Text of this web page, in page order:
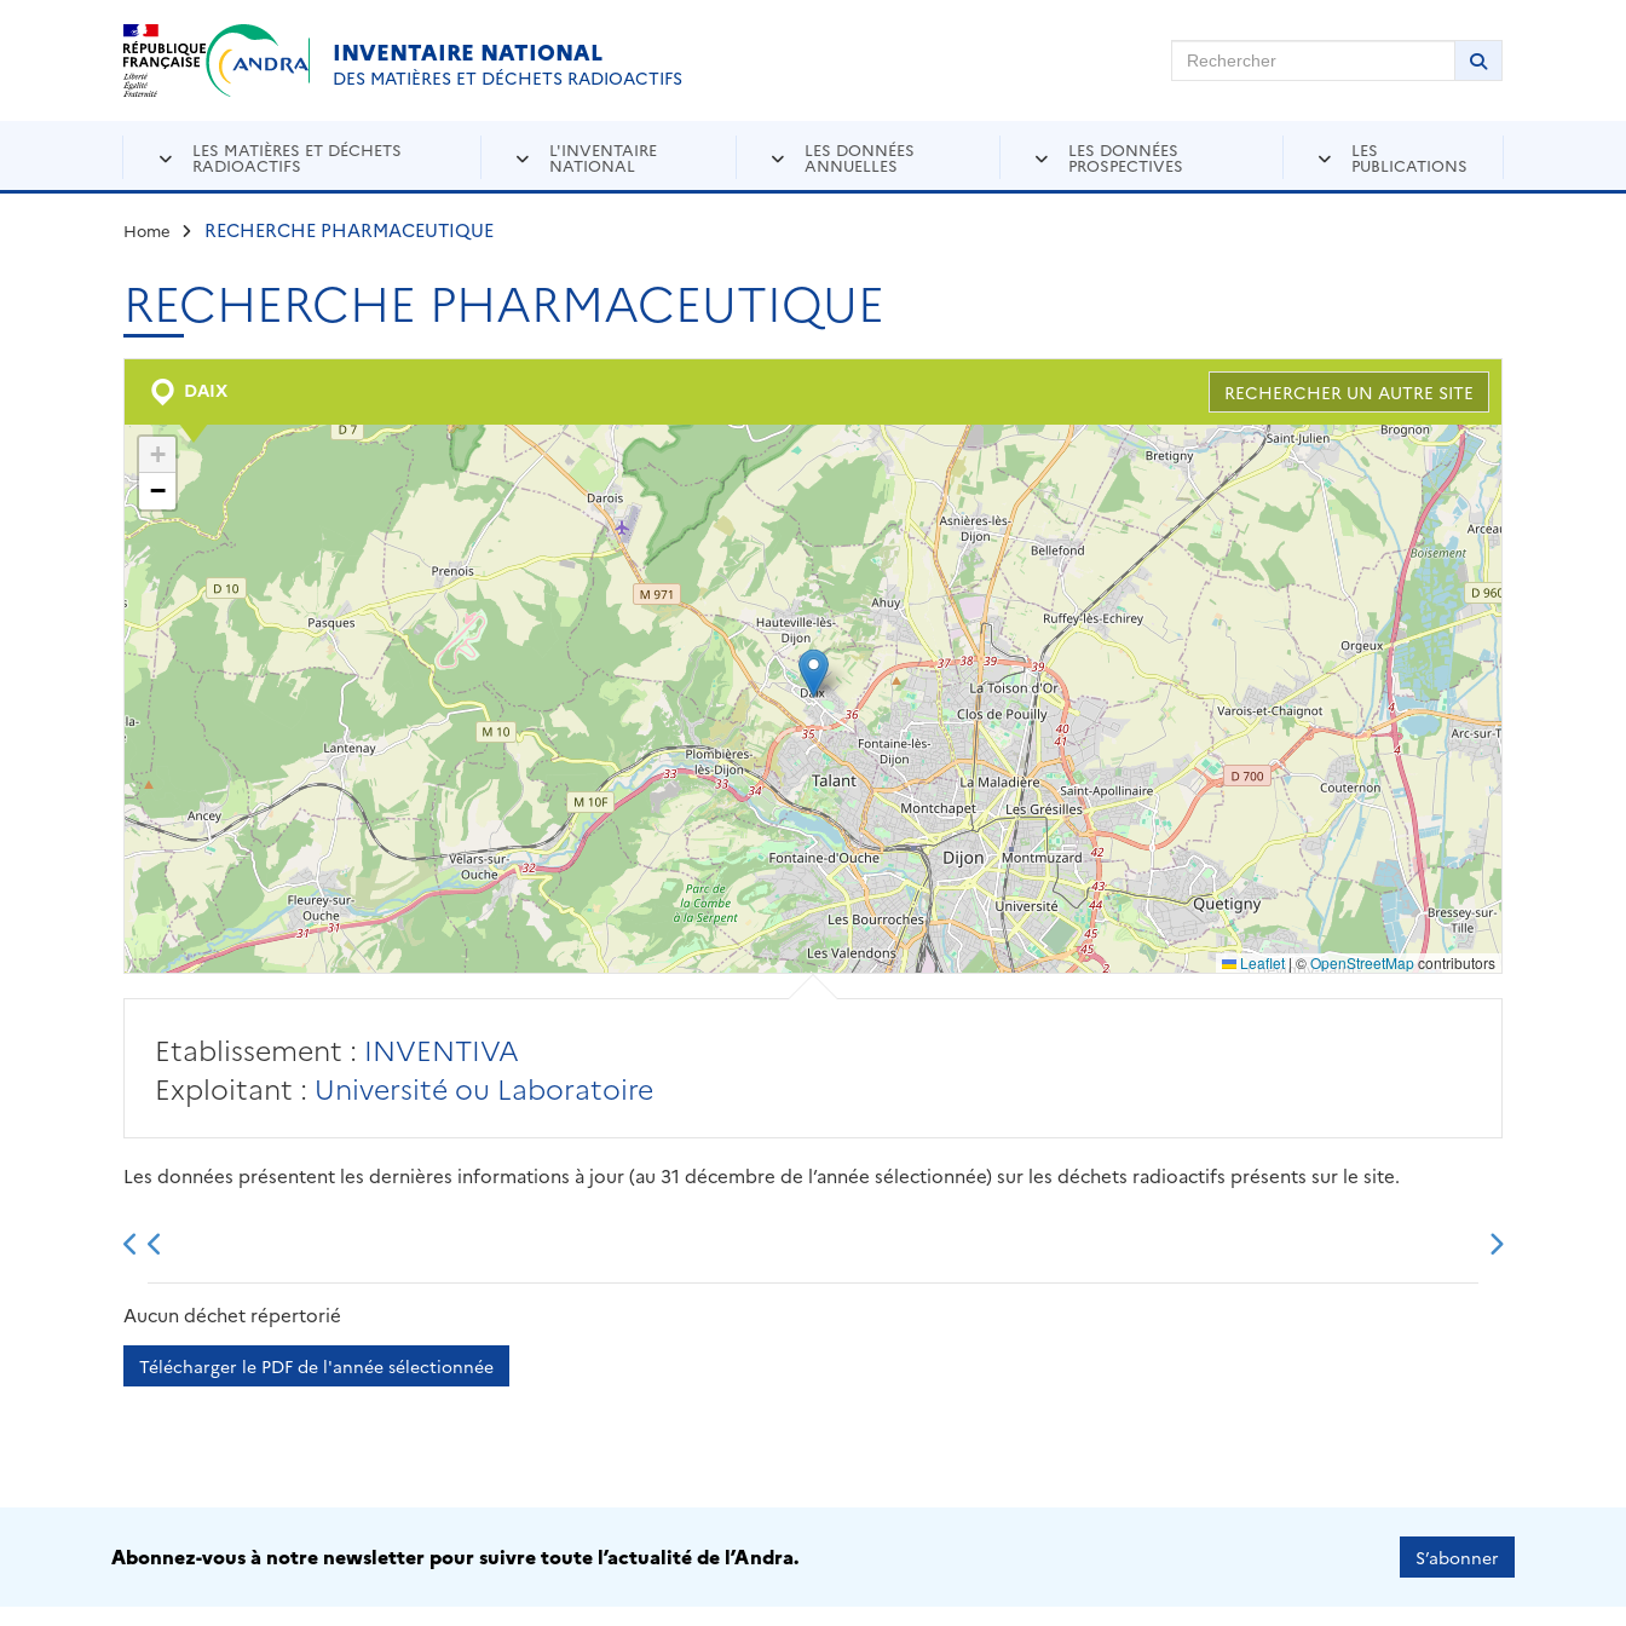
Aller au contenu principal
INVENTAIRE NATIONAL
DES MATIÈRES ET DÉCHETS RADIOACTIFS
Rechercher sur Andra Inventaire Rechercher
Lancer la
LES MATIÈRES ET DÉCHETS
RADIOACTIFS
L'INVENTAIRE
NATIONAL
LES DONNÉES
ANNUELLES
LES DONNÉES
PROSPECTIVES
LES
PUBLICATIONS
Home RECHERCHE PHARMACEUTIQUE
RECHERCHE PHARMACEUTIQUE
DAIX RECHERCHER UN AUTRE SITE
+
−
Leaflet |©OpenStreetMapcontributors
Etablissement : INVENTIVA
Exploitant : Université ou Laboratoire
Les données présentent les dernières informations à jour (au 31 décembre de l’année sélectionnée) sur les déchets radioactifs présents sur le site.
2013 2014
Aucun déchet répertorié
Télécharger le PDF de l'année sélectionnée
Abonnez-vous à notre newsletter pour suivre toute l’actualité de l’Andra. S’abonner